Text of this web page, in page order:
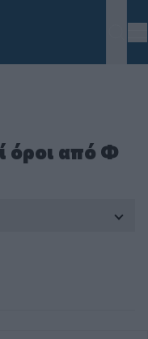
όροι από Φ